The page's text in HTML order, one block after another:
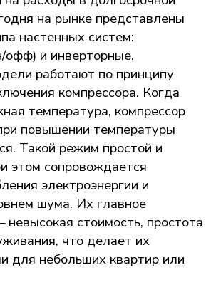
на рынке представлены
настенных систем:
офф) и инверторные.
работают по принципу
компрессора. Когда
температура, компрессор
повышении температуры
Такой режим простой и
этом сопровождается
электроэнергии и
шума. Их главное
стоимость, простота
что делает их
для небольших квартир или